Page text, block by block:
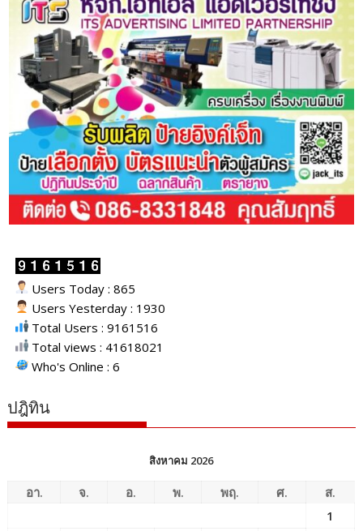
Users Today : 865
Users Yesterday : 1930
Total Users : 9161516
Total views : 41618021
Who's Online : 6
ปฎิทิน
สิงหาคม 2026
อา. จ. อ. พ. พฤ. ศ.
ส.
1